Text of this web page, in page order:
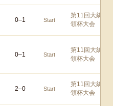
0–1 Start
第11回大統
領杯大会
0–1 Start
第11回大統
領杯大会
2–0 Start
第11回大統
領杯大会